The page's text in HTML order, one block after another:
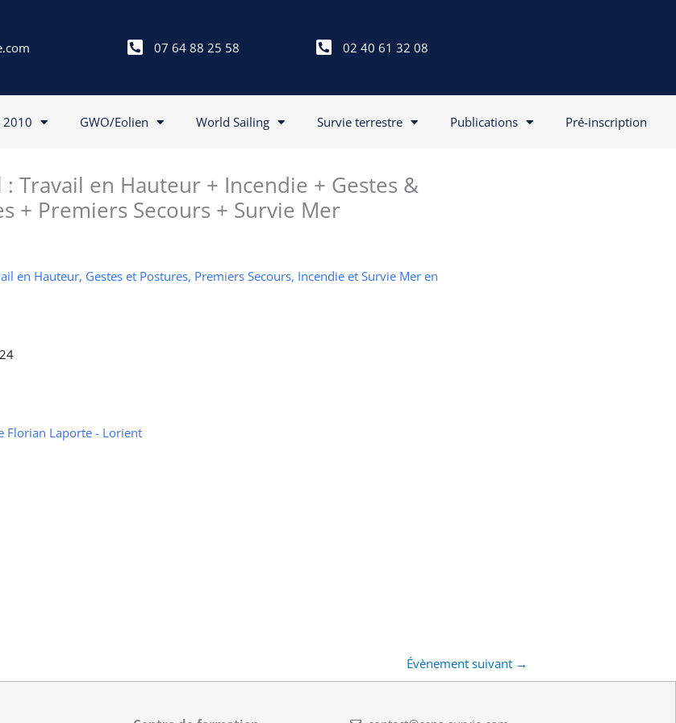
07 64 88 25 58 02 40 61 32 08
2010 GWO/Eolien World Sailing Survie terrestre Publications Pré-inscription
: Travail en Hauteur + Incendie + Gestes &
+ Premiers Secours + Survie Mer
en Hauteur, Gestes et Postures, Premiers Secours, Incendie et Survie Mer en
Florian Laporte - Lorient
Évènement suivant →